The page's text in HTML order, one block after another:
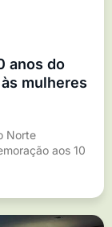
anos do
mulheres
Norte
aos 10